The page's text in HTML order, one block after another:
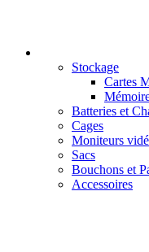
Stockage
Cartes
Batteries et
Cages
Moniteurs
Sacs
Bouchons et
Accessoires